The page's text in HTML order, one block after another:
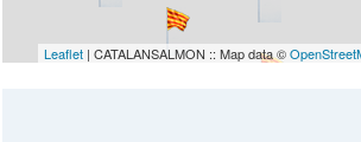
Leaflet | CATALANSALMON :: Map data ©